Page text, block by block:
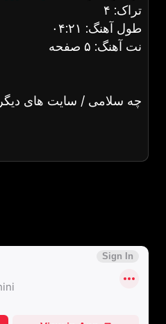
تراک: ۴
طول آهنگ: ۰۴:۲۱
نت آهنگ: ۵ صفحه
چه سلامی / سایت های دیگر